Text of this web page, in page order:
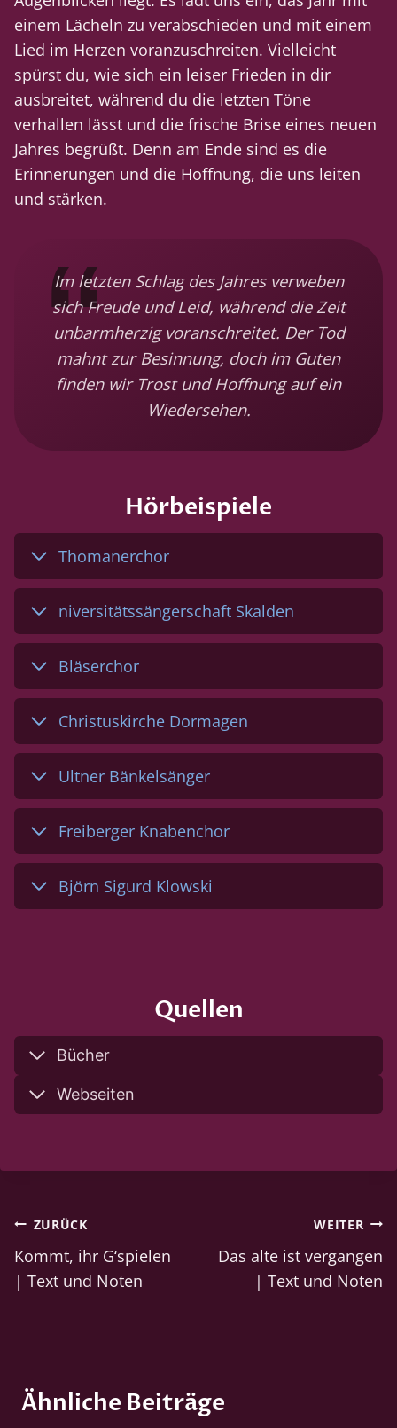
einem Lächeln zu verabschieden und mit einem
Lied im Herzen voranzuschreiten. Vielleicht
spürst du, wie sich ein leiser Frieden in dir
ausbreitet, während du die letzten Töne
verhallen lässt und die frische Brise eines neuen
Jahres begrüßt. Denn am Ende sind es die
Erinnerungen und die Hoffnung, die uns leiten
und stärken.
Im letzten Schlag des Jahres verweben
sich Freude und Leid, während die Zeit
unbarmherzig voranschreitet. Der Tod
mahnt zur Besinnung, doch im Guten
finden wir Trost und Hoffnung auf ein
Wiedersehen.
Hörbeispiele
Thomanerchor
niversitätssängerschaft Skalden
Bläserchor
Christuskirche Dormagen
Ultner Bänkelsänger
Freiberger Knabenchor
Björn Sigurd Klowski
Quellen
Bücher
Webseiten
Beitragsnavigation
ZURÜCK
Kommt, ihr G‘spielen
| Text und Noten
WEITER
Das alte ist vergangen
| Text und Noten
Ähnliche Beiträge